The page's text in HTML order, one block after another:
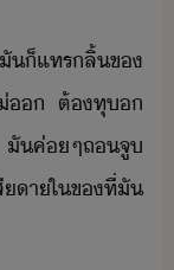
​็​แทร​ลิ้​ข​
​ ​ต้​ทุ​​
​ค่ๆ​ถ​จู​
า​ใ​ข​ที่​ั​